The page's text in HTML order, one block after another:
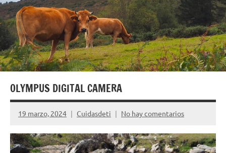
OLYMPUS DIGITAL CAMERA
19 marzo, 2024 Cuidasdeti No hay comentarios